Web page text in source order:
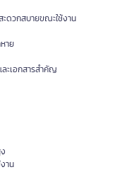
ดวกสบายขณะใช้งาน
าย
ละเอกสารสำคัญ
าน